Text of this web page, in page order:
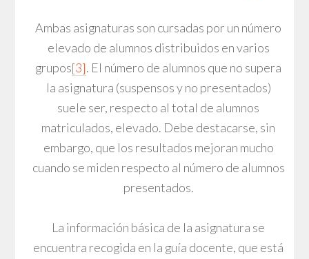
Ambas asignaturas son cursadas por un número
elevado de alumnos distribuidos en varios
grupos[3]. El número de alumnos que no supera
la asignatura (suspensos y no presentados)
suele ser, respecto al total de alumnos
matriculados, elevado. Debe destacarse, sin
embargo, que los resultados mejoran mucho
cuando se miden respecto al número de alumnos
presentados.
La información básica de la asignatura se
encuentra recogida en la guía docente, que está